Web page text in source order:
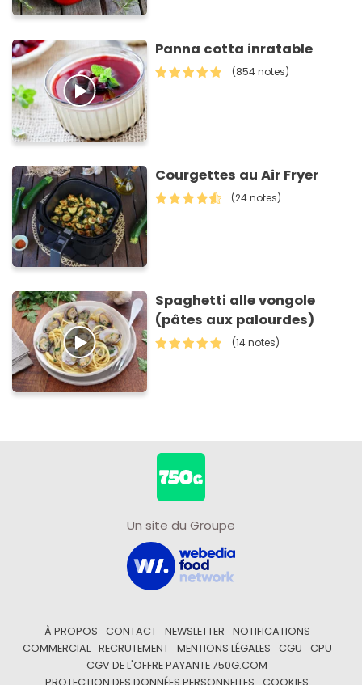
Panna cotta inratable
(854 notes)
Courgettes au Air Fryer
(24 notes)
Spaghetti alle vongole
(pâtes aux palourdes)
(14 notes)
Un site du Groupe
À PROPOS CONTACT NEWSLETTER
NOTIFICATIONS
COMMERCIAL
RECRUTEMENT MENTIONS LÉGALES CGU
CPU
CGV DE L'OFFRE PAYANTE 750G.COM